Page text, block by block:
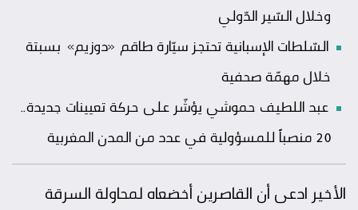
وخلال السّير الدّولي
السّلطات الإسبانية تحتجز سيّارة طاقم «دوزيم» بسبتة
خلال مهمّة صحفية
عبد اللطيف حموشي يؤشّر على حركة تعيينات جديدة..
20 منصباً للمسؤولية في عدد من المدن المغربية
الأخير ادعى أن القاصرين أخضعاه لمحاولة السرقة